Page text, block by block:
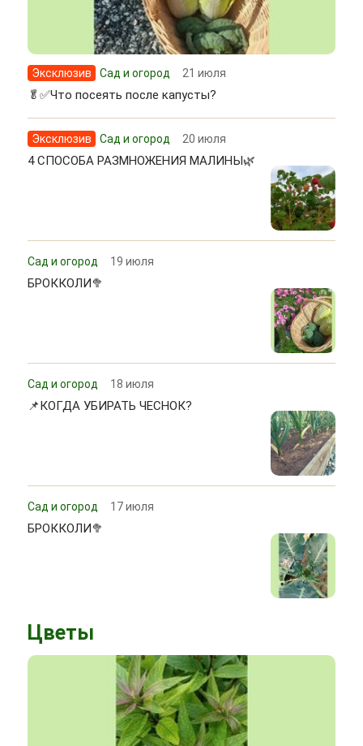
Эксклюзив Сад и огород 21 июля
🥬✅Что посеять после капусты?
Эксклюзив Сад и огород 20 июля
4 СПОСОБА РАЗМНОЖЕНИЯ МАЛИНЫ🌿
Сад и огород 19 июля
БРОККОЛИ🥦
Сад и огород 18 июля
📌КОГДА УБИРАТЬ ЧЕСНОК?
Сад и огород 17 июля
БРОККОЛИ🥦
Цветы